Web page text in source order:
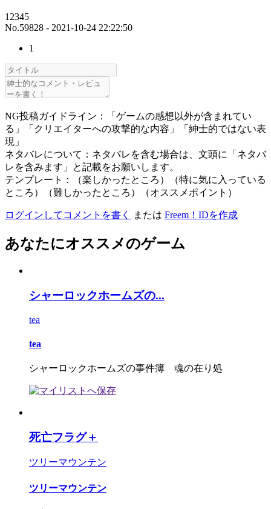
12345
No.59828 - 2021-10-24 22:22:50
1
NG投稿ガイドライン：「ゲームの感想以外が含まれてい
る」「クリエイターへの攻撃的な内容」「紳士的ではない表
現」
ネタバレについて：ネタバレを含む場合は、文頭に「ネタバ
レを含みます」と記載をお願いします。
テンプレート：（楽しかったところ）（特に気に入っている
ところ）（難しかったところ）（オススメポイント）
ログインしてコメントを書く または Freem！IDを作成
あなたにオススメのゲーム
シャーロックホームズの...
tea
tea
シャーロックホームズの事件簿 魂の在り処
死亡フラグ＋
ツリーマウンテン
ツリーマウンテン